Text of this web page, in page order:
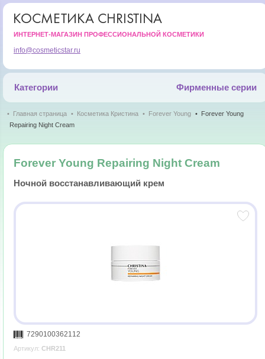
КОСМЕТИКА CHRISTINA
ИНТЕРНЕТ-МАГАЗИН ПРОФЕССИОНАЛЬНОЙ КОСМЕТИКИ
info@cosmeticstar.ru
Категории Фирменные серии
Главная страница Косметика Кристина Forever Young
Forever Young
Repairing Night Cream
Forever Young Repairing Night Cream
Ночной восстанавливающий крем
7290100362112
Артикул: CHR211